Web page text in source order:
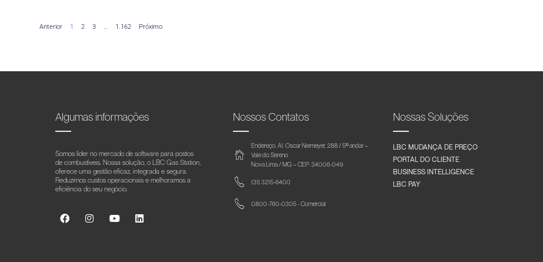
Anterior 1 2 3 … 1.162 Próximo
Algumas informações
Somos líder no mercado de software para postos
de combustíveis. Nossa solução, o LBC Gas Station,
oferece uma gestão eficaz, integrada e segura.
Reduzimos custos operacionais e melhoramos a
eficiência do seu negócio.
Nossos Contatos
Endereço: Al. Oscar Niemeyer, 288 / 5º andar –
Vale do Sereno
Nova Lima / MG – CEP: 34006-049
(31) 3215-6400
0800-760-0305 - Comercial
Nossas Soluções
LBC MUDANÇA DE PREÇO
PORTAL DO CLIENTE
BUSINESS INTELLIGENCE
LBC PAY